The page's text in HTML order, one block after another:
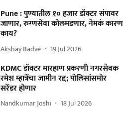
Pune : पुण्यातील १० हजार डॉक्टर संपावर
जाणार, रुग्णसेवा कोलमडणार, नेमकं कारण
काय?
Akshay Badve 19 Jul 2026
KDMC डॉक्टर मारहाण प्रकरणी नगरसेवक
रमेश म्हात्रेंचा जामीन रद्द; पोलिसांसमोर
सरेंडर होणार
Nandkumar Joshi 18 Jul 2026